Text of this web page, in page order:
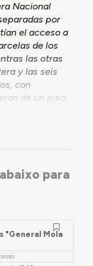
Nacional
por
el acceso a
de los
las otras
y las seis
con
de un piso,
cocina,
para
"General Mola" en